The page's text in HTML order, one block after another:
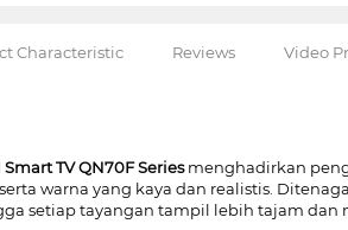
Characteristic Reviews Video
TV QN70F Seriesmenghadirkan
warna yang kaya dan realistis.
setiap tayangan tampil lebih tajam dan